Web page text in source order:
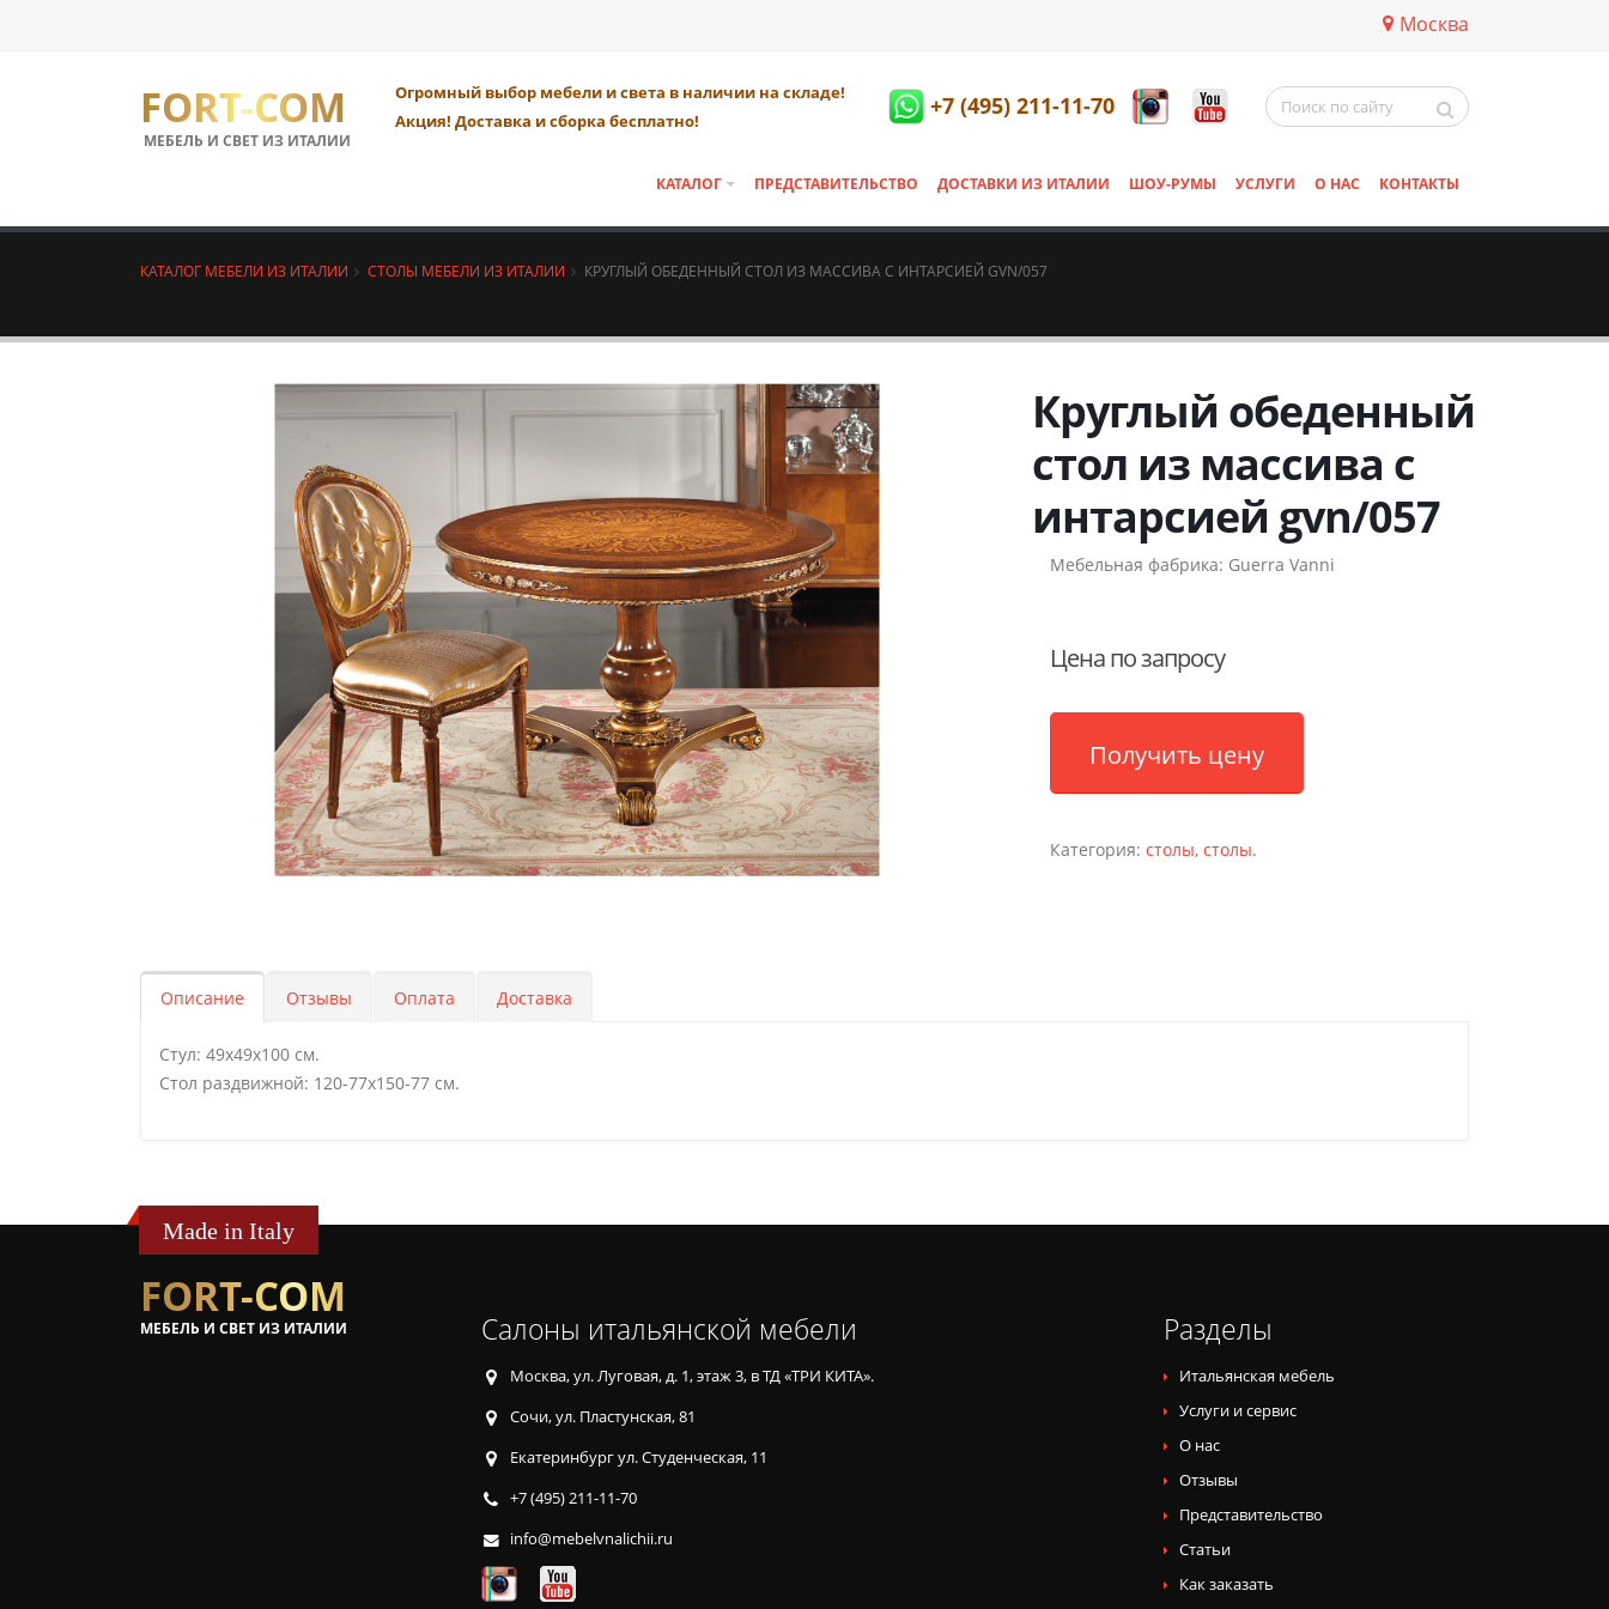
Москва
FORT-COM
МЕБЕЛЬ И СВЕТ ИЗ ИТАЛИИ
Огромный выбор мебели и света в наличии на складе!
Акция! Доставка и сборка бесплатно!
+7 (495) 211-11-70
КАТАЛОГ ПРЕДСТАВИТЕЛЬСТВО ДОСТАВКИ ИЗ ИТАЛИИ ШОУ-РУМЫ УСЛУГИ О НАС КОНТАКТЫ
КАТАЛОГ МЕБЕЛИ ИЗ ИТАЛИИ СТОЛЫ МЕБЕЛИ ИЗ ИТАЛИИ КРУГЛЫЙ ОБЕДЕННЫЙ СТОЛ ИЗ МАССИВА С ИНТАРСИЕЙ GVN/057
Круглый обеденный
стол из массива с
интарсией gvn/057
Мебельная фабрика: Guerra Vanni
Цена по запросу
Получить цену
Категория: столы, столы.
Описание Отзывы Оплата Доставка
Стул: 49х49x100 см.
Стол раздвижной: 120-77х150-77 см.
Made in Italy
FORT-COM
МЕБЕЛЬ И СВЕТ ИЗ ИТАЛИИ Салоны итальянской мебели
Москва, ул. Луговая, д. 1, этаж 3, в ТД «ТРИ КИТА».
Сочи, ул. Пластунская, 81
Екатеринбург ул. Студенческая, 11
+7 (495) 211-11-70
info@mebelvnalichii.ru
Разделы
Итальянская мебель
Услуги и сервис
О нас
Отзывы
Представительство
Статьи
Как заказать